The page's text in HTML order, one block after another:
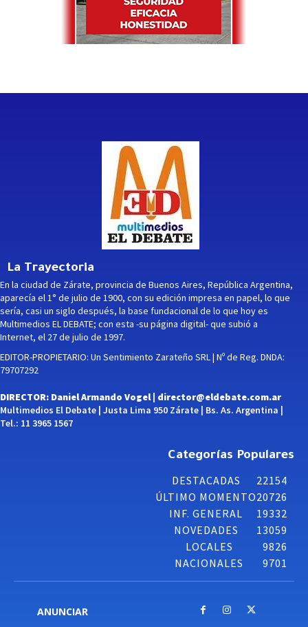
La Trayectoria
En la ciudad de Zárate, provincia de Buenos Aires, República Argentina,
aparecía el 1° de julio de 1900, con su edición impresa en papel, lo que
sería, casi un siglo después, la base fundacional de lo que hoy es
Multimedios EL DEBATE; con esta -su página digital- que subió a
Internet, el 27 de julio de 1997.
EDITOR-PROPIETARIO: Un Sentimiento Zarateño SRL | Nº de Reg. DNDA:
79707292
DIRECTOR: Daniel Armando Vogel | director@eldebate.com.ar
Multimedios El Debate | Justa Lima 950 Zárate | Bs. As. Argentina |
Tel.: 11 3965 1567
Categorías Populares
DESTACADAS
22154
ÚLTIMO MOMENTO20726
INF. GENERAL
19332
NOVEDADES
13059
LOCALES
9826
NACIONALES
9701
ANUNCIAR